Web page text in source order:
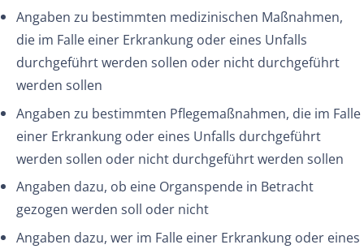
Angaben zu bestimmten medizinischen Maßnahmen,
die im Falle einer Erkrankung oder eines Unfalls
durchgeführt werden sollen oder nicht durchgeführt
werden sollen
Angaben zu bestimmten Pflegemaßnahmen, die im Falle
einer Erkrankung oder eines Unfalls durchgeführt
werden sollen oder nicht durchgeführt werden sollen
Angaben dazu, ob eine Organspende in Betracht
gezogen werden soll oder nicht
Angaben dazu, wer im Falle einer Erkrankung oder eines